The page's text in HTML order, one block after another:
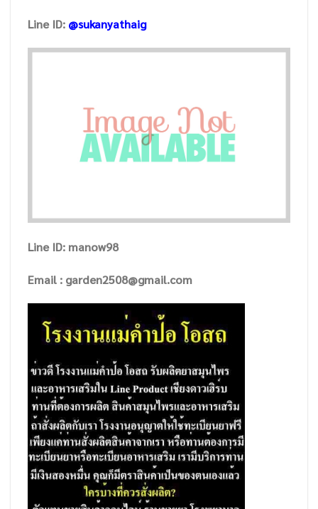
Line ID: @sukanyathaig
Line ID: manow98
Email : garden2508@gmail.com